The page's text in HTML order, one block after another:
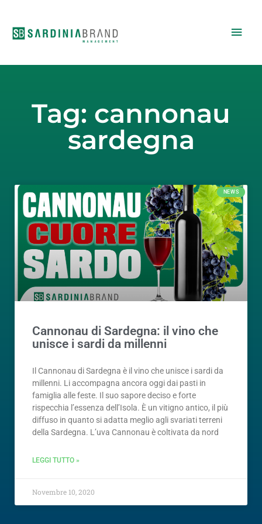
contenuto
Tag: cannonau
sardegna
NEWS
Cannonau di Sardegna: il vino che
unisce i sardi da millenni
Il Cannonau di Sardegna è il vino che unisce i sardi da
millenni. Li accompagna ancora oggi dai pasti in
famiglia alle feste. Il suo sapore deciso e forte
rispecchia l’essenza dell’Isola. È un vitigno antico, il più
diffuso in quanto si adatta meglio agli svariati terreni
della Sardegna. L’uva Cannonau è coltivata da nord
LEGGI TUTTO »
Novembre 10, 2020